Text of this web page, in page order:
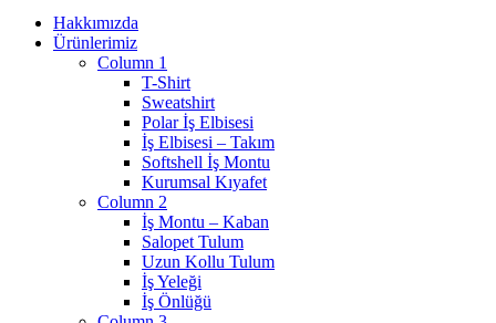
Hakkımızda
Ürünlerimiz
Column 1
T-Shirt
Sweatshirt
Polar İş Elbisesi
İş Elbisesi – Takım
Softshell İş Montu
Kurumsal Kıyafet
Column 2
İş Montu – Kaban
Salopet Tulum
Uzun Kollu Tulum
İş Yeleği
İş Önlüğü